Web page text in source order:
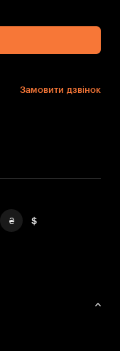
Замовити дзвінок
₴ $